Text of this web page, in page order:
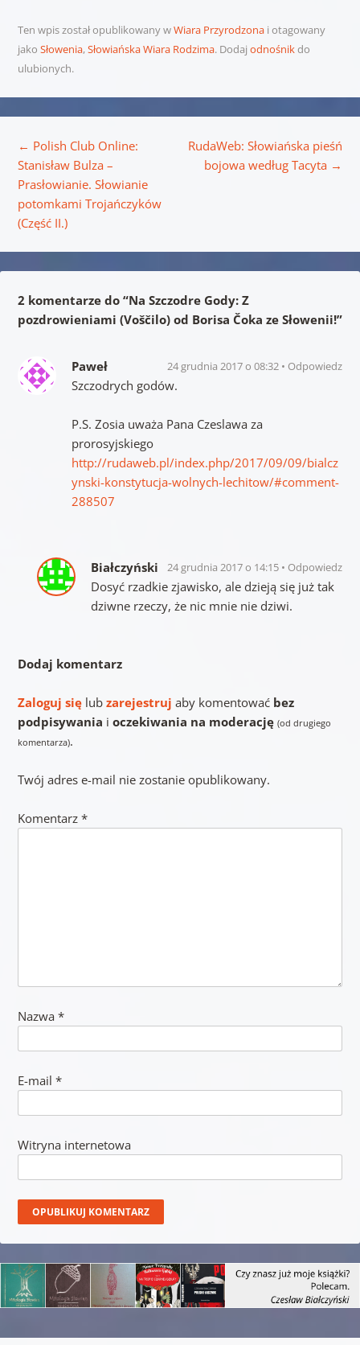
Ten wpis został opublikowany wWiara Przyrodzonai otagowany
jako Słowenia,Słowiańska Wiara Rodzima. Dodaj odnośnikdo
ulubionych.
← Polish Club Online:
Stanisław Bulza –
Prasłowianie. Słowianie
potomkami Trojańczyków
(Część II.)
RudaWeb: Słowiańska pieśń
bojowa według Tacyta →
2 komentarze do “Na Szczodre Gody: Z
pozdrowieniami (Voščilo) od Borisa Čoka ze Słowenii!”
Paweł 24 grudnia 2017 o 08:32 Odpowiedz
Szczodrych godów.
P.S. Zosia uważa Pana Czeslawa za
prorosyjskiego
http://rudaweb.pl/index.php/2017/09/09/bialcz
ynski-konstytucja-wolnych-lechitow/#comment-
288507
Białczyński 24 grudnia 2017 o 14:15 Odpowiedz
Dosyć rzadkie zjawisko, ale dzieją się już tak
dziwne rzeczy, że nic mnie nie dziwi.
Dodaj komentarz
Zaloguj sięlub zarejestruj aby komentować bez
podpisywania i oczekiwania na moderację (od drugiego
komentarza).
Twój adres e-mail nie zostanie opublikowany.
Komentarz *
Nazwa *
E-mail *
Witryna internetowa